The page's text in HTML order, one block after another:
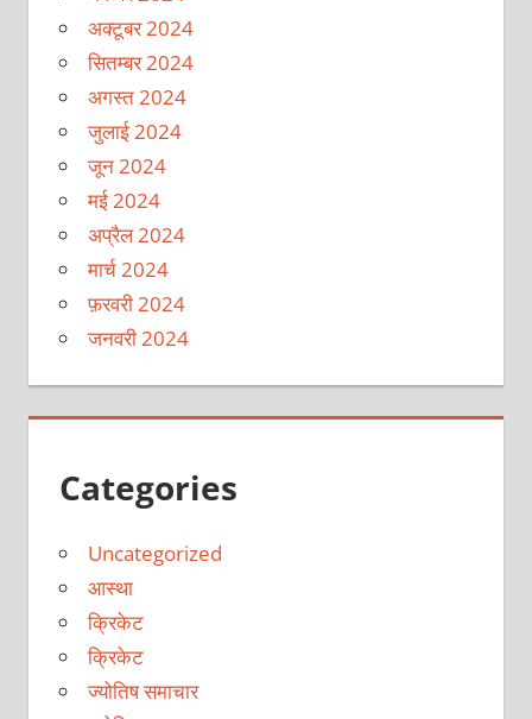
अक्टूबर 2024
सितम्बर 2024
अगस्त 2024
जुलाई 2024
जून 2024
मई 2024
अप्रैल 2024
मार्च 2024
फ़रवरी 2024
जनवरी 2024
Categories
Uncategorized
आस्था
क्रिकेट
क्रिकेट
ज्योतिष समाचार